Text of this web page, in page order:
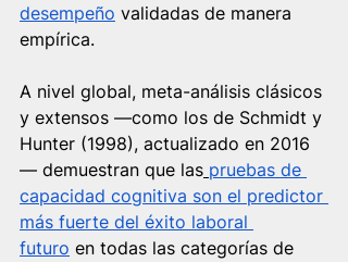
desempeño validadas de manera
empírica.
A nivel global, meta-análisis clásicos
y extensos —como los de Schmidt y
Hunter (1998), actualizado en 2016
— demuestran que las pruebas de
capacidad cognitiva son el predictor
más fuerte del éxito laboral
futuro en todas las categorías de